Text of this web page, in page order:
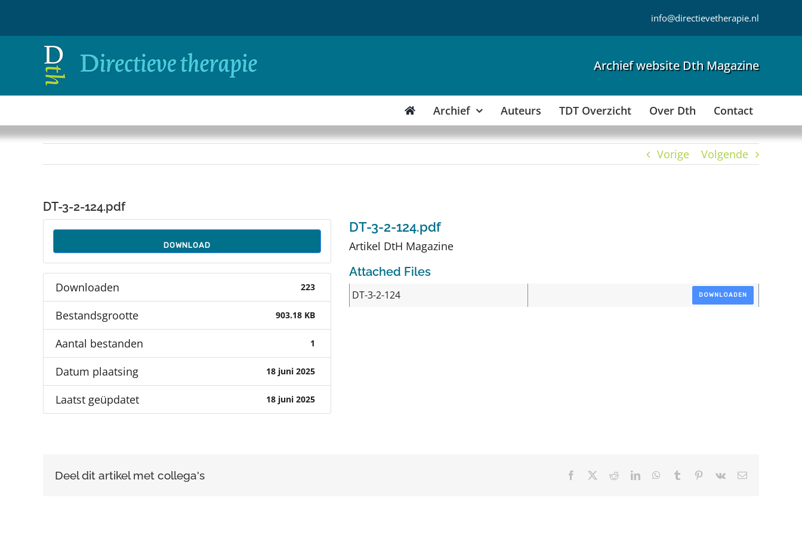
inhoud
info@directievetherapie.nl
Archief website Dth Magazine
Archief Auteurs TDT Overzicht Over Dth Contact
Vorige Volgende
DT-3-2-124.pdf
DOWNLOAD
Downloaden 223
Bestandsgrootte 903.18 KB
Aantal bestanden 1
Datum plaatsing 18 juni 2025
Laatst geüpdatet 18 juni 2025
DT-3-2-124.pdf
Artikel DtH Magazine
Attached Files
DT-3-2-124 DOWNLOADEN
Deel dit artikel met collega's Facebook RedditLinkedInWhatsApp
Tumblr Pinterest
Vk
E-